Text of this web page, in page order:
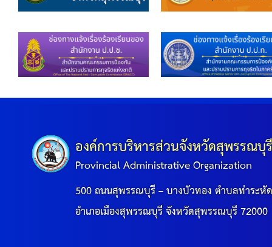
องค์การบริหารส่วนจังหวัดสุพรรณบุ
Provincial Administrative Organization
500 ถนนสุพรรณบุรี – บางบัวทอง ตำบลท่าระหั
อำเภอเมืองสุพรรณบุรี จังหวัดสุพรรณบุรี 72000